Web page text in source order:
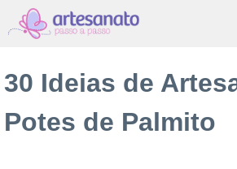
Pular
para
conteúdo
30 Ideias de
Potes de Palmito